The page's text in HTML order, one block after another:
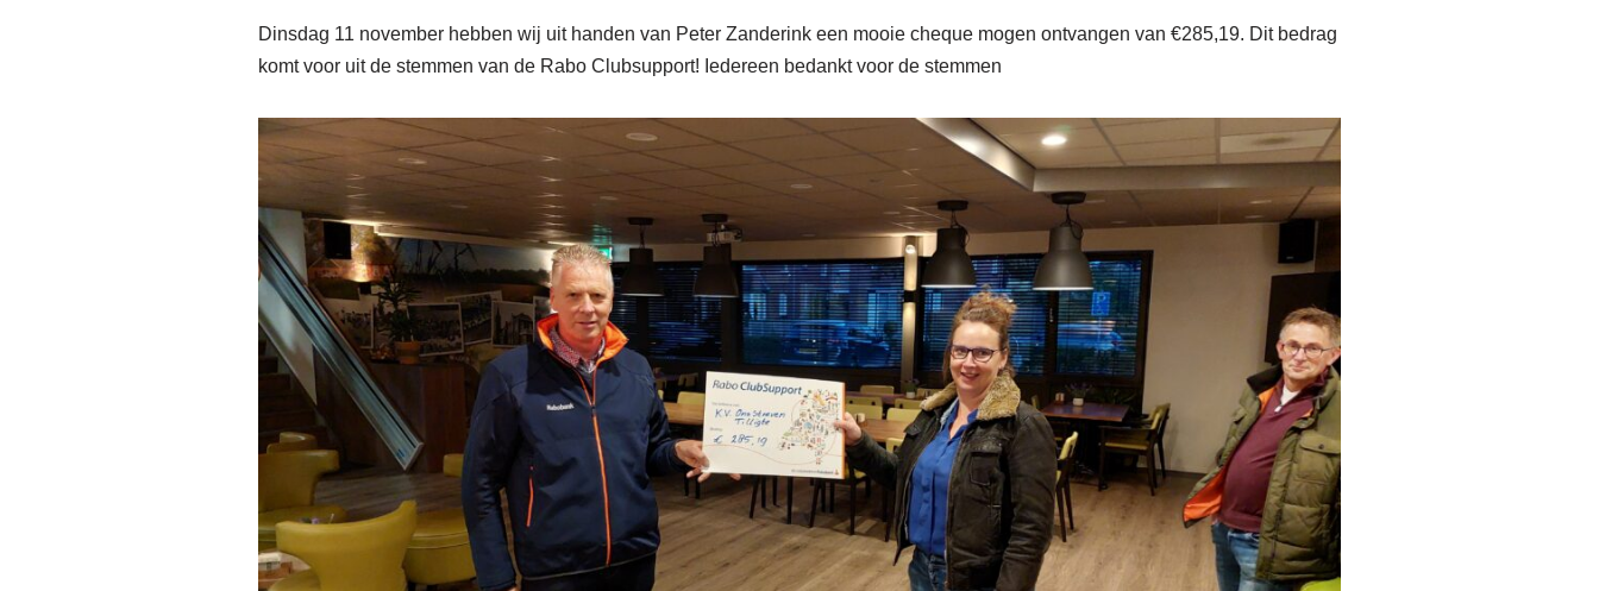
Dinsdag 11 november hebben wij uit handen van Peter Zanderink een mooie cheque mogen ontvangen van €285,19. Dit bedrag
komt voor uit de stemmen van de Rabo Clubsupport! Iedereen bedankt voor de stemmen